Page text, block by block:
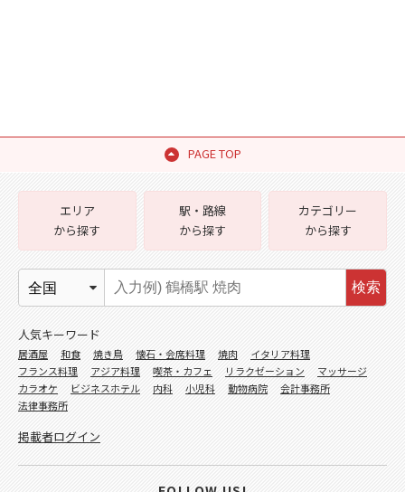
PAGE TOP
エリア
から探す
駅・路線
から探す
カテゴリー
から探す
検索
人気キーワード
居酒屋 和食 焼き鳥 懐石・会席料理 焼肉
イタリア料理
フランス料理
アジア料理 喫茶・カフェ リラクゼーション
マッサージ
カラオケ
ビジネスホテル 内科 小児科 動物病院
会計事務所
法律事務所
掲載者ログイン